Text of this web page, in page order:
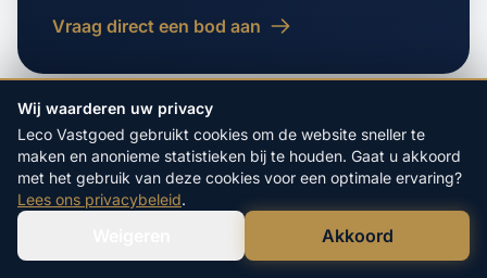
Vraag direct een bod aan
VORIGE WOONPLAATS
Bel Ons Direct
Wij waarderen uw privacy
Leco Vastgoed gebruikt cookies om de website sneller te
maken en anonieme statistieken bij te houden. Gaat u akkoord
met het gebruik van deze cookies voor een optimale ervaring?
Lees ons privacybeleid.
Akkoord